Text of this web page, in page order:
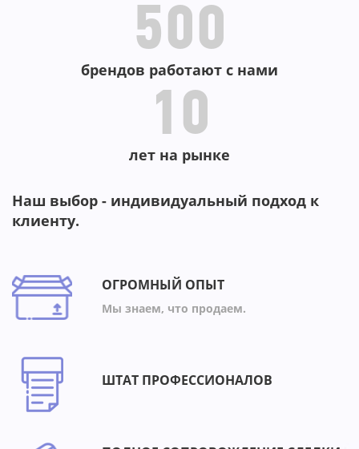
500
брендов работают с нами
10
лет на рынке
Наш выбор - индивидуальный подход к
клиенту.
ОГРОМНЫЙ ОПЫТ
Мы знаем, что продаем.
ШТАТ ПРОФЕССИОНАЛОВ